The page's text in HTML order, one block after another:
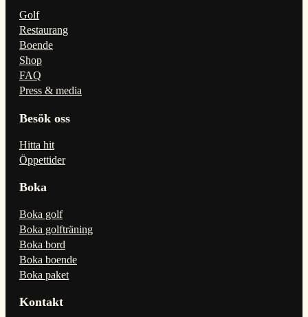
Golf
Restaurang
Boende
Shop
FAQ
Press & media
Besök oss
Hitta hit
Öppettider
Boka
Boka golf
Boka golfträning
Boka bord
Boka boende
Boka paket
Kontakt